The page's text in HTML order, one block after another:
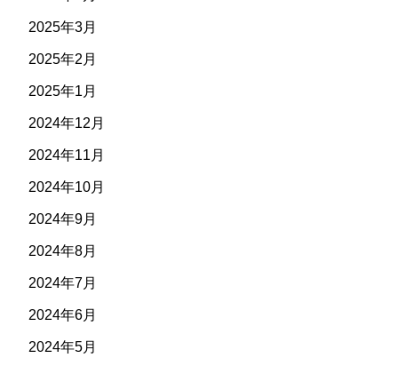
2025年3月
2025年2月
2025年1月
2024年12月
2024年11月
2024年10月
2024年9月
2024年8月
2024年7月
2024年6月
2024年5月